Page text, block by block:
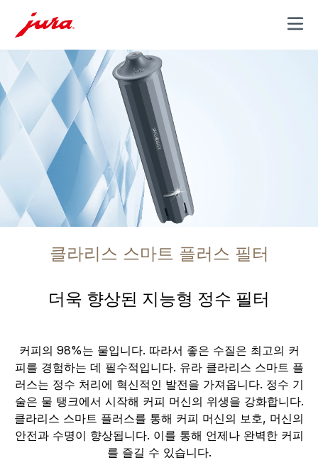
MENU
클라리스 스마트 플러스 필터
더욱 향상된 지능형 정수 필터
커피의 98%는 물입니다. 따라서 좋은 수질은 최고의 커
피를 경험하는 데 필수적입니다. 유라 클라리스 스마트 플
러스는 정수 처리에 혁신적인 발전을 가져옵니다. 정수 기
술은 물 탱크에서 시작해 커피 머신의 위생을 강화합니다.
클라리스 스마트 플러스를 통해 커피 머신의 보호, 머신의
안전과 수명이 향상됩니다. 이를 통해 언제나 완벽한 커피
를 즐길 수 있습니다.